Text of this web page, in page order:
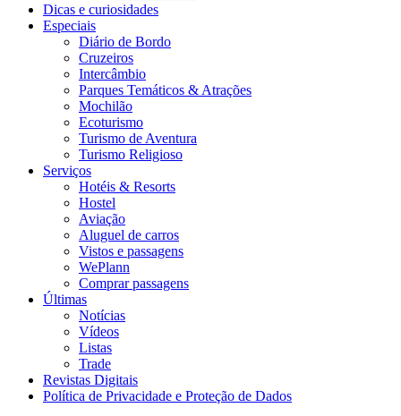
Dicas e curiosidades
Especiais
Diário de Bordo
Cruzeiros
Intercâmbio
Parques Temáticos & Atrações
Mochilão
Ecoturismo
Turismo de Aventura
Turismo Religioso
Serviços
Hotéis & Resorts
Hostel
Aviação
Aluguel de carros
Vistos e passagens
WePlann
Comprar passagens
Últimas
Notícias
Vídeos
Listas
Trade
Revistas Digitais
Política de Privacidade e Proteção de Dados